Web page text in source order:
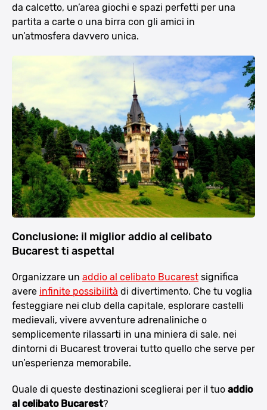
da calcetto, un’area giochi e spazi perfetti per una
partita a carte o una birra con gli amici in
un’atmosfera davvero unica.
Conclusione: il miglior addio al celibato
Bucarest ti aspetta!
Organizzare un addio al celibato Bucarest significa
avere infinite possibilità di divertimento. Che tu voglia
festeggiare nei club della capitale, esplorare castelli
medievali, vivere avventure adrenaliniche o
semplicemente rilassarti in una miniera di sale, nei
dintorni di Bucarest troverai tutto quello che serve per
un’esperienza memorabile.
Quale di queste destinazioni sceglierai per il tuo addio
al celibato Bucarest?